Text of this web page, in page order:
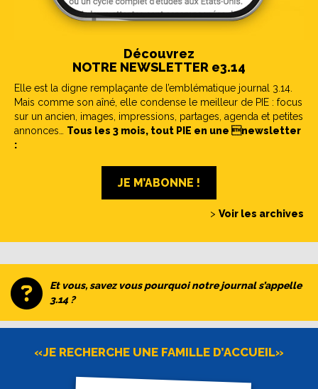
Découvrez
NOTRE NEWSLETTER e3.14
Elle est la digne remplaçante de l’emblématique journal 3.14.
Mais comme son aîné, elle condense le meilleur de PIE : focus
sur un ancien, images, impressions, partages, agenda et petites
annonces… Tous les 3 mois, tout PIE en une newsletter
:
JE M’ABONNE !
> Voir les archives
Et vous, savez vous pourquoi notre journal s’appelle
3.14 ?
«JE RECHERCHE UNE FAMILLE D’ACCUEIL»